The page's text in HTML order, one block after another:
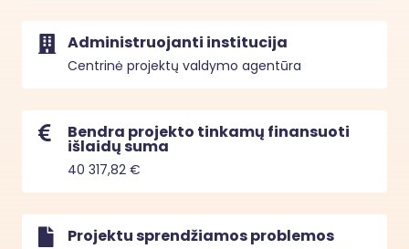
Administruojanti institucija
Centrinė projektų valdymo agentūra
Bendra projekto tinkamų finansuoti
išlaidų suma
40 317,82 €
Projektu sprendžiamos problemos